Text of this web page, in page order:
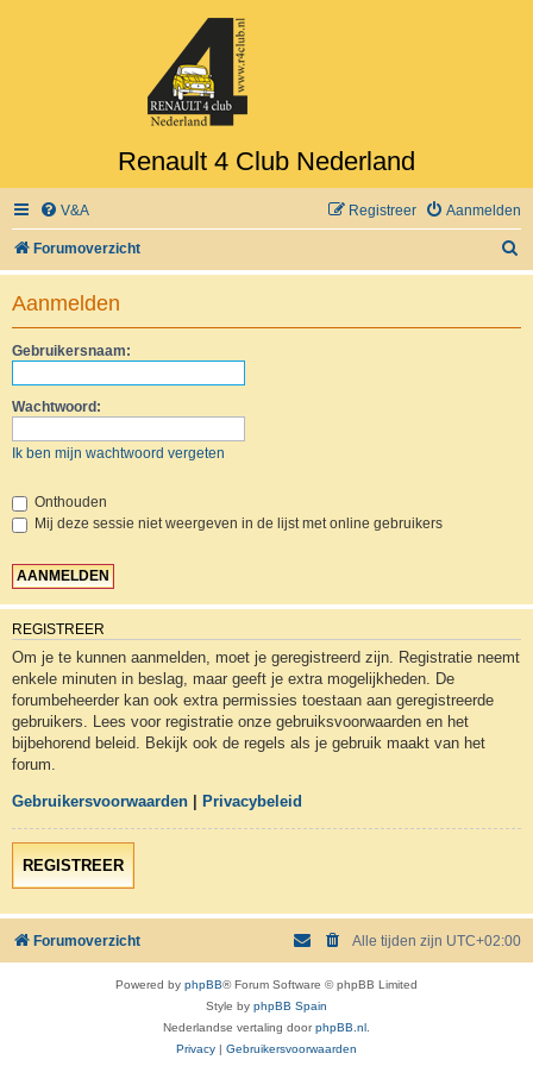
Renault 4 Club Nederland
V&A Aanmelden
Registreer
Forumoverzicht
o
Aanmelden
Gebruikersnaam:
Wachtwoord:
Ik ben mijn wachtwoord vergeten
Onthouden
Mij deze sessie niet weergeven in de lijst met online gebruikers
REGISTREER
Om je te kunnen aanmelden, moet je geregistreerd zijn. Registratie neemt
enkele minuten in beslag, maar geeft je extra mogelijkheden. De
forumbeheerder kan ook extra permissies toestaan aan geregistreerde
gebruikers. Lees voor registratie onze gebruiksvoorwaarden en het
bijbehorend beleid. Bekijk ook de regels als je gebruik maakt van het
forum.
Gebruikersvoorwaarden Privacybeleid
REGISTREER
Forumoverzicht Alle tijden zijn UTC+02:00
Powered by phpBB® Forum Software © phpBB Limited
Style by phpBB Spain
Nederlandse vertaling doorphpBB.nl .
Privacy
Gebruikersvoorwaarden